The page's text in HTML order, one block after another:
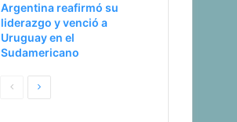
Argentina reafirmó su
liderazgo y venció a
Uruguay en el
Sudamericano